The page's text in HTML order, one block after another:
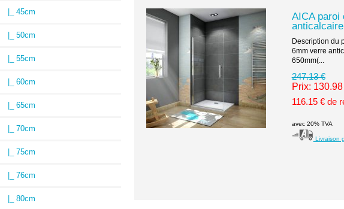
|_ 45cm
|_ 50cm
|_ 55cm
|_ 60cm
|_ 65cm
|_ 70cm
|_ 75cm
|_ 76cm
|_ 80cm
AICA paroi
Description du
6mm verre
650mm(...
247.13 €
Prix:
116.15 € de
avec 20% TVA
Livraison